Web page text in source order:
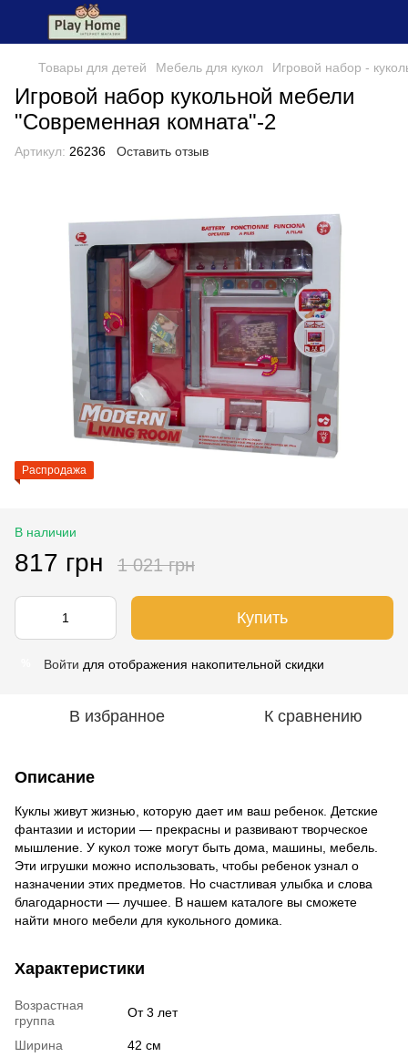
Товары для детей Мебель для кукол Игровой набор -
Игровой набор кукольной мебели
"Современная комната"-2
Артикул: 26236 Оставить отзыв
Распродажа
В наличии
817 грн 1 021 грн
Купить
Войти для отображения накопительной скидки
В избранное К сравнению
Описание
Куклы живут жизнью, которую дает им ваш ребенок. Детские
фантазии и истории — прекрасны и развивают творческое
мышление. У кукол тоже могут быть дома, машины, мебель.
Эти игрушки можно использовать, чтобы ребенок узнал о
назначении этих предметов. Но счастливая улыбка и слова
благодарности — лучшее. В нашем каталоге вы сможете
найти много мебели для кукольного домика.
Характеристики
Возрастная
группа
От 3 лет
Ширина
42 см